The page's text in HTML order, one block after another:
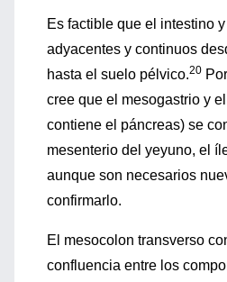
Es factible que el intestino
adyacentes y continuos
hasta el suelo pélvico.20
cree que el mesogastrio y
contiene el páncreas) se
mesenterio del yeyuno, el
aunque son necesarios
confirmarlo.
El mesocolon transverso
confluencia entre los